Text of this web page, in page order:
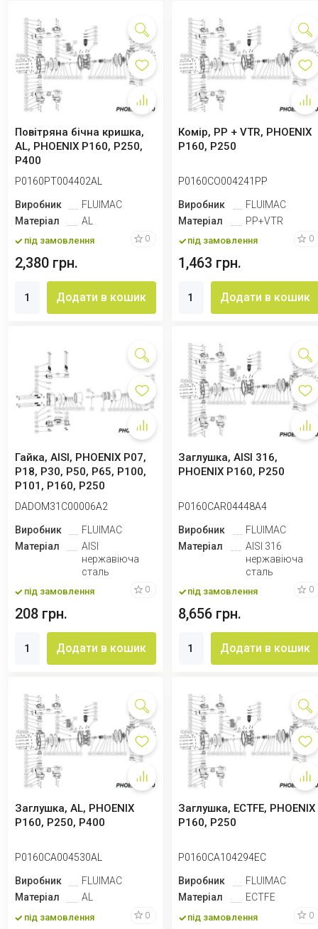
Повітряна бічна кришка,
AL, PHOENIX P160, P250,
P400
P0160PT004402AL
Виробник
FLUIMAC
Матеріал
AL
під замовлення 0
2,380 грн.
Додати в кошик
Комір, PP + VTR, PHOENIX
P160, P250
P0160CO004241PP
Виробник
FLUIMAC
Матеріал
PP+VTR
під замовлення 0
1,463 грн.
Додати в кошик
Гайка, AISI, PHOENIX P07,
P18, P30, P50, P65, P100,
P101, P160, P250
DADOM31C00006A2
Виробник
FLUIMAC
Матеріал
AISI
нержавіюча
сталь
під замовлення 0
208 грн.
Додати в кошик
Заглушка, AISI 316,
PHOENIX P160, P250
P0160CAR04448A4
Виробник
FLUIMAC
Матеріал
AISI 316
нержавіюча
сталь
під замовлення 0
8,656 грн.
Додати в кошик
Заглушка, AL, PHOENIX
P160, P250, P400
P0160CA004530AL
Виробник
FLUIMAC
Матеріал
AL
під замовлення 0
Заглушка, ECTFE, PHOENIX
P160, P250
P0160CA104294EC
Виробник
FLUIMAC
Матеріал
ECTFE
під замовлення 0